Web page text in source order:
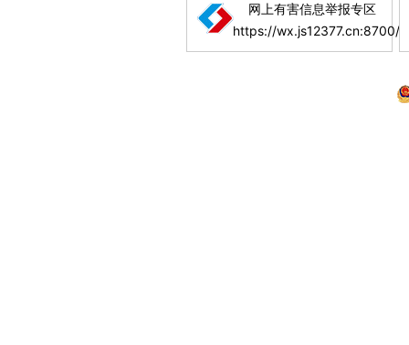
网上有害信息举报专区
https://wx.js12377.cn:8700/